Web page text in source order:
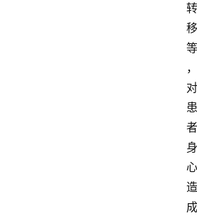
转
移
等
，
对
患
者
身
心
造
成